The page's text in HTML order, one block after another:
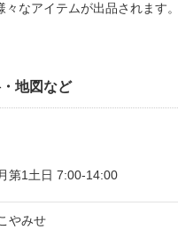
々なアイテムが出品されま
地図など
第1土日 7:00-14:00
やみせ